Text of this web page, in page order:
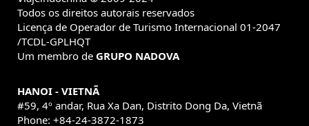
Todos os direitos autorais reservados
Licença de Operador de Turismo Internacional 01-2047
/TCDL-GPLHQT
Um membro de GRUPO NADOVA
HANOI - VIETNÃ
#59, 4º andar, Rua Xa Dan, Distrito Dong Da, Vietnã
Phone: +84-24-3872-1873